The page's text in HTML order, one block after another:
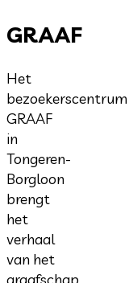
GRAAF
Het
bezoekerscentrum
GRAAF
in
Tongeren-
Borgloon
brengt
het
verhaal
van het
graafschap